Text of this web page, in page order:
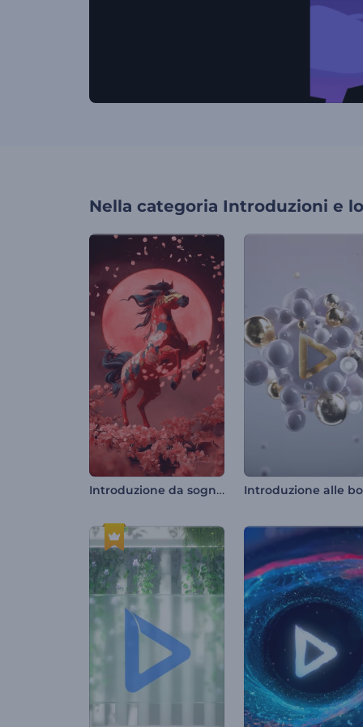
Nella categoria Introduzioni e
Introduzione da sogno al Capodanno cinese